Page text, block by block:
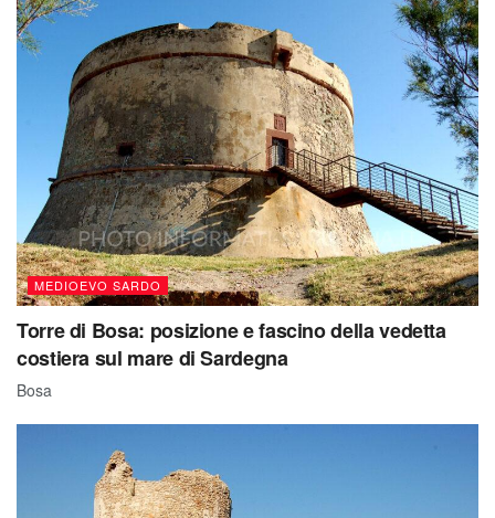
MEDIOEVO SARDO
Torre di Bosa: posizione e fascino della vedetta
costiera sul mare di Sardegna
Bosa